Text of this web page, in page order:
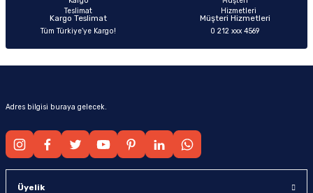
Kargo Teslimat
Tüm Türkiye’ye Kargo!
Müşteri Hizmetleri
0 212 xxx 4569
Adres bilgisi buraya gelecek.
Üyelik